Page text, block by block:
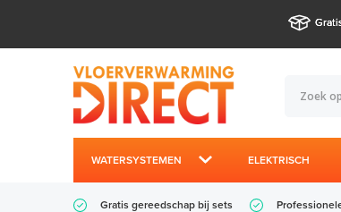
WATERSYSTEMEN ELEKTRISCH
Gratis gereedschap bij sets